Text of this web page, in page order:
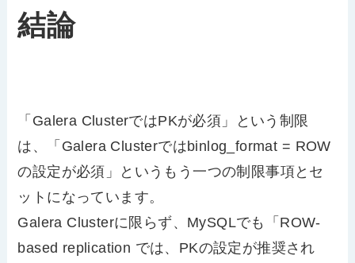
結論
「Galera ClusterではPKが必須」という制限
は、「Galera Clusterではbinlog_format = ROW
の設定が必須」というもう一つの制限事項とセ
ットになっています。
Galera Clusterに限らず、MySQLでも「ROW-
based replication では、PKの設定が推奨され